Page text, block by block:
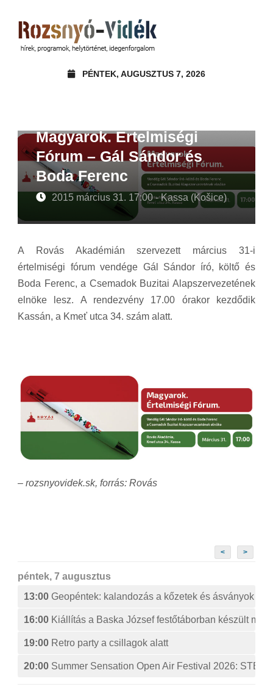
PÉNTEK, AUGUSZTUS 7, 2026
Magyarok. Értelmiségi
Fórum – Gál Sándor és
Boda Ferenc
2015 március 31. 17:00 - Kassa (Košice)
A Rovás Akadémián szervezett március 31-i
értelmiségi fórum vendége Gál Sándor író, költő és
Boda Ferenc, a Csemadok Buzitai Alapszervezetének
elnöke lesz. A rendezvény 17.00 órakor kezdődik
Kassán, a Kmeť utca 34. szám alatt.
– rozsnyovidek.sk, forrás: Rovás
< >
péntek, 7 augusztus
13:00 Geopéntek: kalandozás a kőzetek és ásványok
16:00 Kiállítás a Baska József festőtáborban készült
19:00 Retro party a csillagok alatt
20:00 Summer Sensation Open Air Festival 2026: